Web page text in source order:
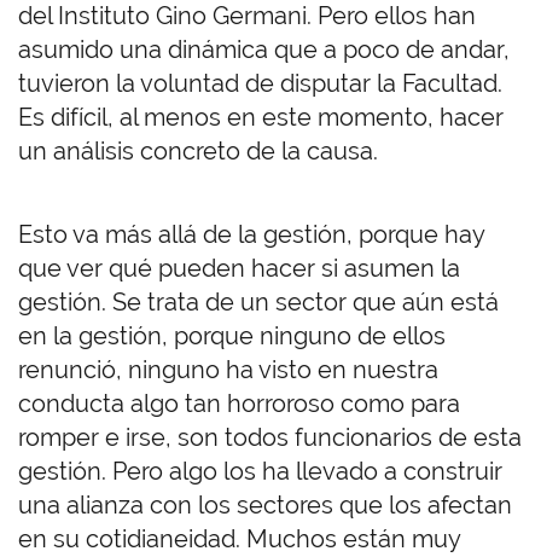
del Instituto Gino Germani. Pero ellos han
asumido una dinámica que a poco de andar,
tuvieron la voluntad de disputar la Facultad.
Es difícil, al menos en este momento, hacer
un análisis concreto de la causa.
Esto va más allá de la gestión, porque hay
que ver qué pueden hacer si asumen la
gestión. Se trata de un sector que aún está
en la gestión, porque ninguno de ellos
renunció, ninguno ha visto en nuestra
conducta algo tan horroroso como para
romper e irse, son todos funcionarios de esta
gestión. Pero algo los ha llevado a construir
una alianza con los sectores que los afectan
en su cotidianeidad. Muchos están muy